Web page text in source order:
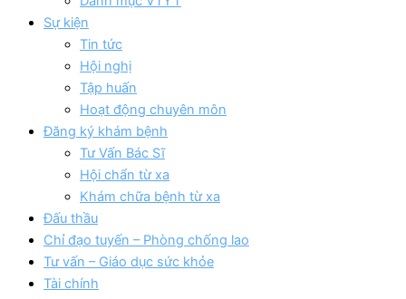
Sự kiện
Tin tức
Hội nghị
Tập huấn
Hoạt động chuyên môn
Đăng ký khám bệnh
Tư Vấn Bác Sĩ
Hội chẩn từ xa
Khám chữa bệnh từ xa
Đấu thầu
Chỉ đạo tuyến – Phòng chống lao
Tư vấn – Giáo dục sức khỏe
Tài chính